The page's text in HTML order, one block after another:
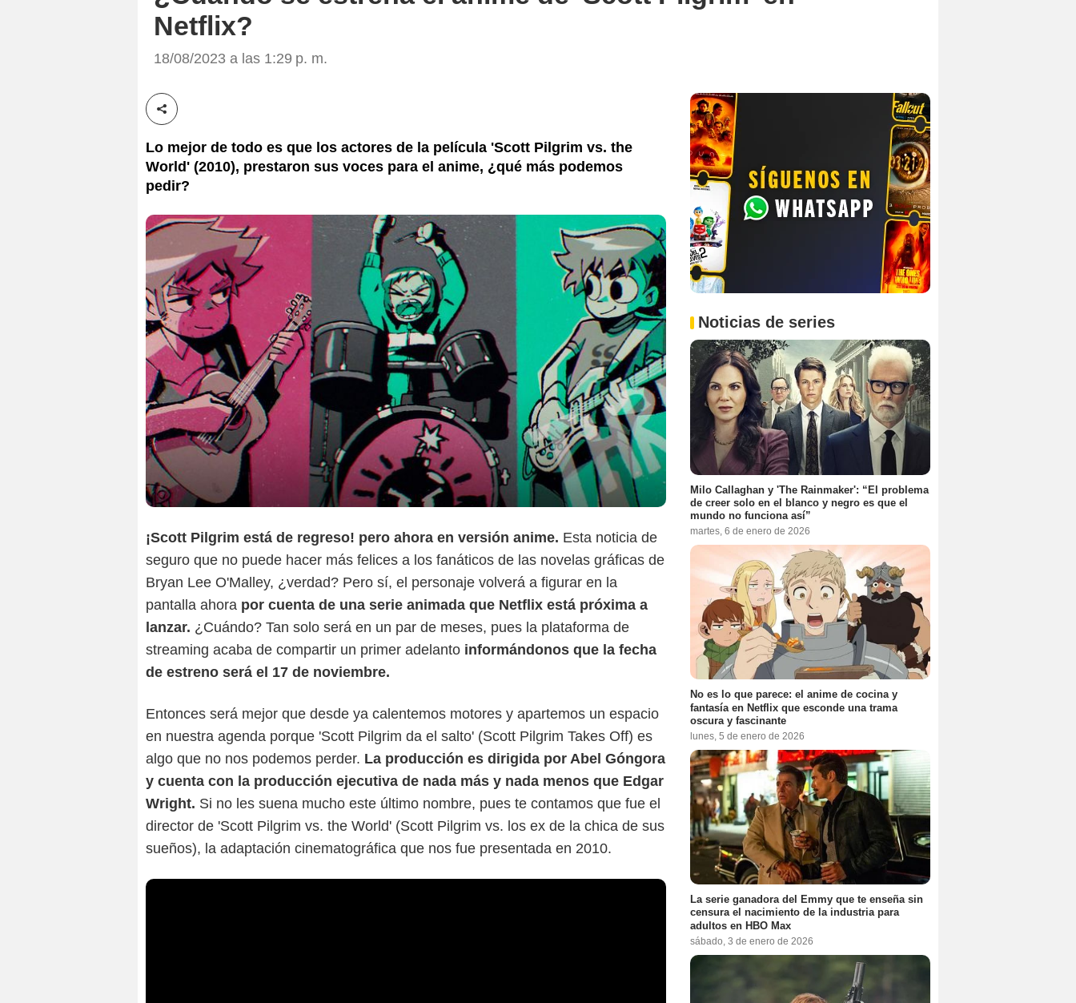
Netflix?
18/08/2023 a las 1:29 p. m.
Compartir esta noticia
Lo mejor de todo es que los actores de la película 'Scott Pilgrim vs. the
World' (2010), prestaron sus voces para el anime, ¿qué más podemos
pedir?
¡Scott Pilgrim está de regreso! pero ahora en versión anime. Esta noticia de
seguro que no puede hacer más felices a los fanáticos de las novelas gráficas de
Bryan Lee O'Malley, ¿verdad? Pero sí, el personaje volverá a figurar en la
pantalla ahora por cuenta de una serie animada que Netflix está próxima a
lanzar. ¿Cuándo? Tan solo será en un par de meses, pues la plataforma de
streaming acaba de compartir un primer adelanto informándonos que la fecha
de estreno será el 17 de noviembre.
Entonces será mejor que desde ya calentemos motores y apartemos un espacio
en nuestra agenda porque 'Scott Pilgrim da el salto' (Scott Pilgrim Takes Off) es
algo que no nos podemos perder. La producción es dirigida por Abel Góngora
y cuenta con la producción ejecutiva de nada más y nada menos que Edgar
Wright. Si no les suena mucho este último nombre, pues te contamos que fue el
director de 'Scott Pilgrim vs. the World' (Scott Pilgrim vs. los ex de la chica de sus
sueños), la adaptación cinematográfica que nos fue presentada en 2010.
Noticias de series
Milo Callaghan y 'The Rainmaker': “El problema
de creer solo en el blanco y negro es que el
mundo no funciona así”
martes, 6 de enero de 2026
No es lo que parece: el anime de cocina y
fantasía en Netflix que esconde una trama
oscura y fascinante
lunes, 5 de enero de 2026
La serie ganadora del Emmy que te enseña sin
censura el nacimiento de la industria para
adultos en HBO Max
sábado, 3 de enero de 2026